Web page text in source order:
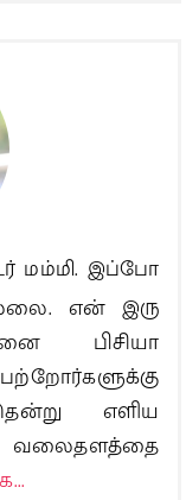
மம்மி. இப்போ
என் இரு
பிசியா
எளிய